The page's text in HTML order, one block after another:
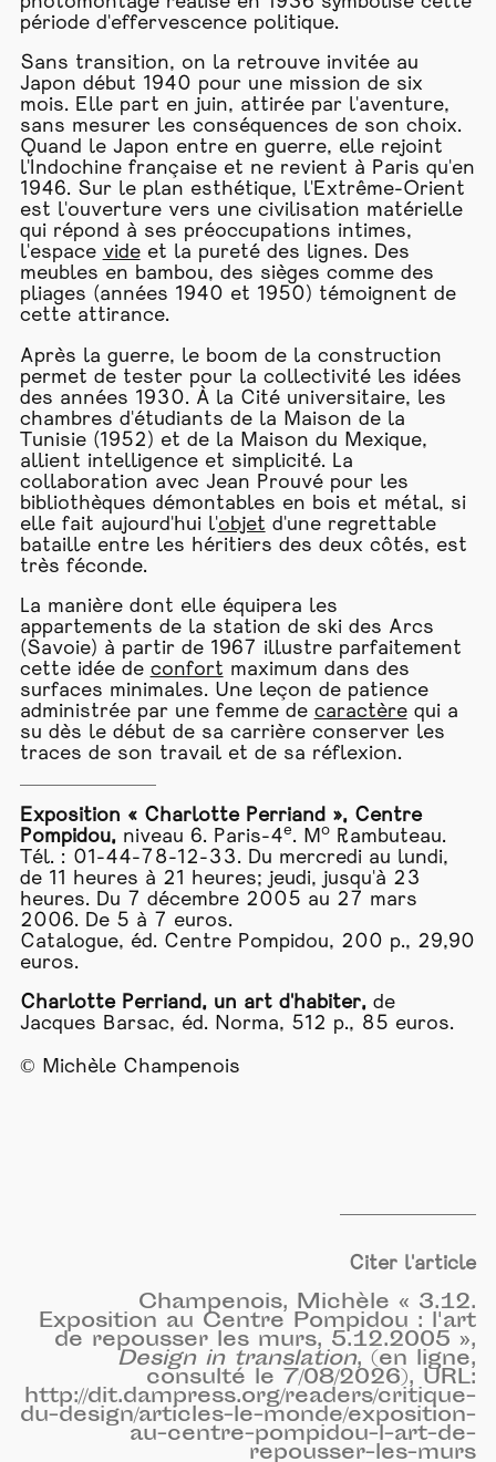
période d'effervescence politique.
Sans transition, on la retrouve invitée au
Japon début 1940 pour une mission de six
mois. Elle part en juin, attirée par l'aventure,
sans mesurer les conséquences de son choix.
Quand le Japon entre en guerre, elle rejoint
l'Indochine française et ne revient à Paris qu'en
1946. Sur le plan esthétique, l'Extrême-Orient
est l'ouverture vers une civilisation matérielle
qui répond à ses préoccupations intimes,
l'espace videet la pureté des lignes. Des
meubles en bambou, des sièges comme des
pliages (années 1940 et 1950) témoignent de
cette attirance.
Après la guerre, le boom de la construction
permet de tester pour la collectivité les idées
des années 1930. À la Cité universitaire, les
chambres d'étudiants de la Maison de la
Tunisie (1952) et de la Maison du Mexique,
allient intelligence et simplicité. La
collaboration avec Jean Prouvé pour les
bibliothèques démontables en bois et métal, si
elle fait aujourd'hui l'objet d'une regrettable
bataille entre les héritiers des deux côtés, est
très féconde.
La manière dont elle équipera les
appartements de la station de ski des Arcs
(Savoie) à partir de 1967 illustre parfaitement
cette idée de confort maximum dans des
surfaces minimales. Une leçon de patience
administrée par une femme de caractèrequi a
su dès le début de sa carrière conserver les
traces de son travail et de sa réflexion.
Exposition « Charlotte Perriand », Centre
Pompidou,niveau 6. Paris-4e. M oRambuteau.
Tél. : 01-44-78-12-33. Du mercredi au lundi,
de 11 heures à 21 heures; jeudi, jusqu'à 23
heures. Du 7 décembre 2005 au 27 mars
2006. De 5 à 7 euros.
Catalogue, éd. Centre Pompidou, 200 p., 29,90
euros.
Charlotte Perriand, un art d'habiter,de
Jacques Barsac, éd. Norma, 512 p., 85 euros.
© Michèle Champenois
Citer l'article
Champenois, Michèle « 3.12.
Exposition au Centre Pompidou : l'art
de repousser les murs, 5.12.2005 »,
Design in translation, (en ligne,
consulté le 7/08/2026), URL:
http://dit.dampress.org/readers/critique-
du-design/articles-le-monde/exposition-
au-centre-pompidou-l-art-de-
repousser-les-murs